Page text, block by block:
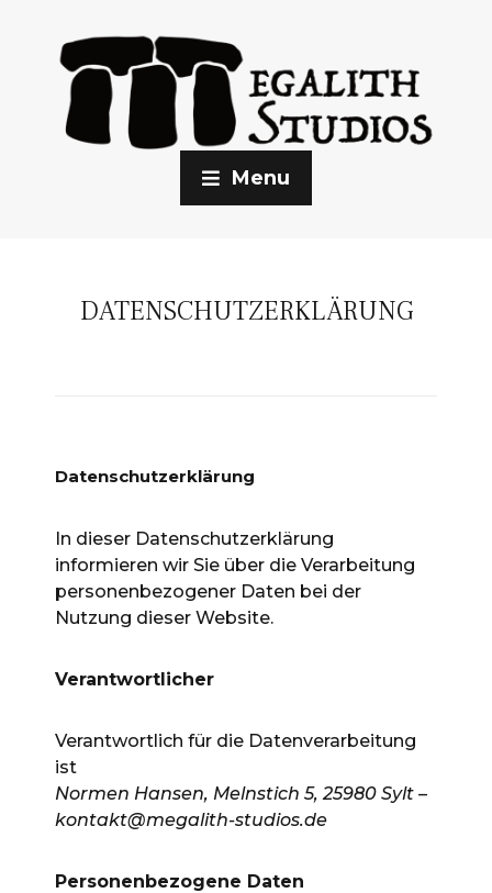
Menu
DATENSCHUTZERKLÄRUNG
Datenschutzerklärung
In dieser Datenschutzerklärung
informieren wir Sie über die Verarbeitung
personenbezogener Daten bei der
Nutzung dieser Website.
Verantwortlicher
Verantwortlich für die Datenverarbeitung
ist
Normen Hansen, Melnstich 5, 25980 Sylt –
kontakt@megalith-studios.de
Personenbezogene Daten